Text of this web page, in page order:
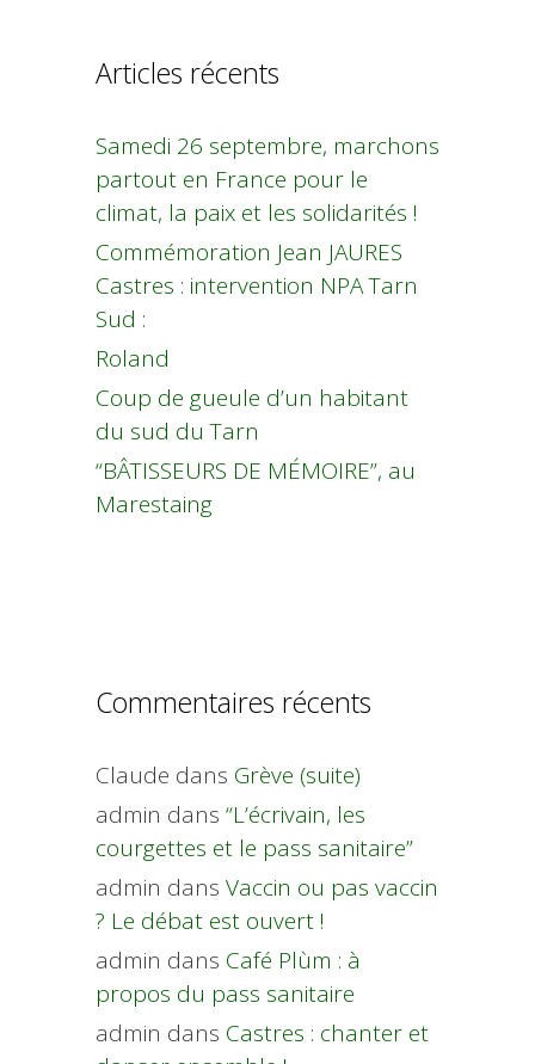
Articles récents
Samedi 26 septembre, marchons
partout en France pour le
climat, la paix et les solidarités !
Commémoration Jean JAURES
Castres : intervention NPA Tarn
Sud :
Roland
Coup de gueule d’un habitant
du sud du Tarn
“BÂTISSEURS DE MÉMOIRE”, au
Marestaing
Commentaires récents
Claude dans Grève (suite)
admin dans “L’écrivain, les
courgettes et le pass sanitaire”
admin dans Vaccin ou pas vaccin
? Le débat est ouvert !
admin dans Café Plùm : à
propos du pass sanitaire
admin dans Castres : chanter et